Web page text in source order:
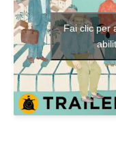
Fai clic per